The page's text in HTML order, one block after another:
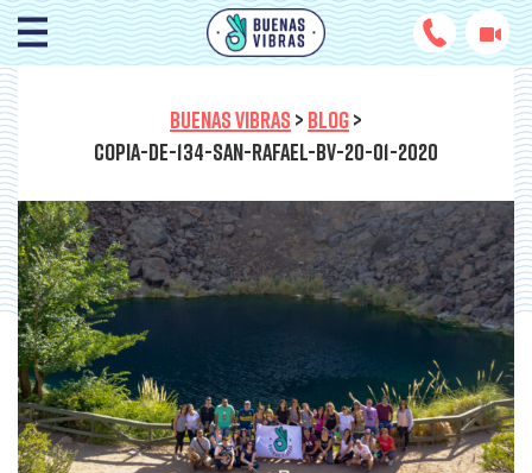
BUENAS VIBRAS > BLOG>
COPIA-DE-134-SAN-RAFAEL-BV-20-01-2020